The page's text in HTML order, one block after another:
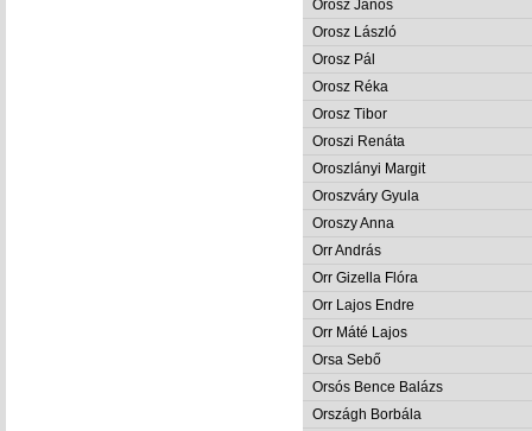
Orosz János
Orosz László
Orosz Pál
Orosz Réka
Orosz Tibor
Oroszi Renáta
Oroszlányi Margit
Oroszváry Gyula
Oroszy Anna
Orr András
Orr Gizella Flóra
Orr Lajos Endre
Orr Máté Lajos
Orsa Sebő
Orsós Bence Balázs
Országh Borbála